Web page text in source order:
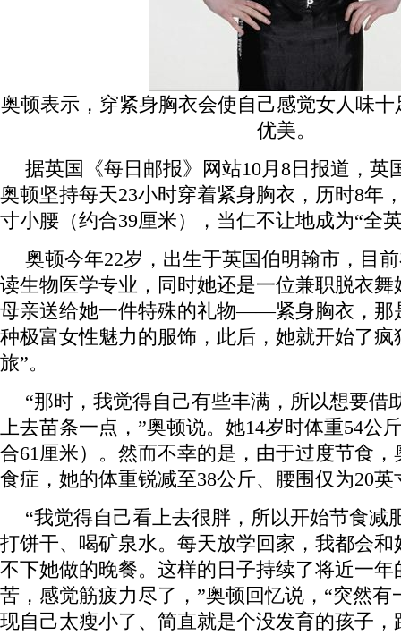
奥顿表示，穿紧身胸衣会使自己感觉女人味
优美。
据英国《每日邮报》网站10月8日报道，英
奥顿坚持每天23小时穿着紧身胸衣，历时8年
寸小腰（约合39厘米），当仁不让地成为“全
奥顿今年22岁，出生于英国伯明翰市，目
读生物医学专业，同时她还是一位兼职脱衣舞
母亲送给她一件特殊的礼物——紧身胸衣，那
种极富女性魅力的服饰，此后，她就开始了疯
旅”。
“那时，我觉得自己有些丰满，所以想要借
上去苗条一点，”奥顿说。她14岁时体重54公
合61厘米）。然而不幸的是，由于过度节食
食症，她的体重锐减至38公斤、腰围仅为20
“我觉得自己看上去很胖，所以开始节食减
打饼干、喝矿泉水。每天放学回家，我都会
不下她做的晚餐。这样的日子持续了将近一
苦，感觉筋疲力尽了，”奥顿回忆说，“突然
现自己太瘦小了、简直就是个没发育的孩子